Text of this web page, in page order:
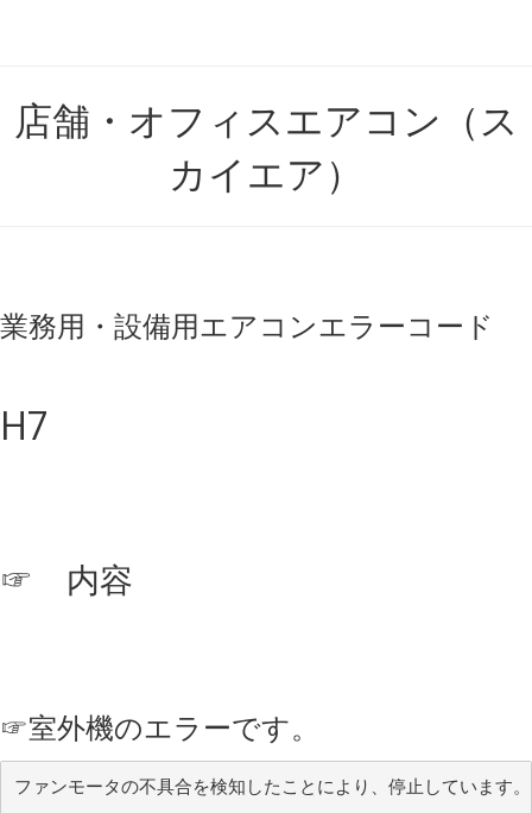
店舗・オフィスエアコン（ス
カイエア）
業務用・設備用エアコンエラーコード
H7
☞ 内容
☞室外機のエラーです。
ファンモータの不具合を検知したことにより、停止しています。